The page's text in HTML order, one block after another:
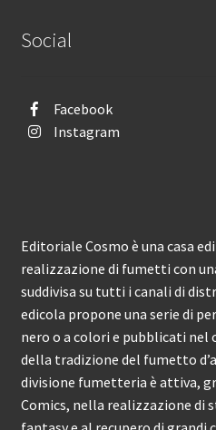
Social
Facebook
Instagram
Editoriale Cosmo è una casa
realizzazione di fumetti con
suddivisa su tutti i canali di
edicola propone una serie di
nero o a colori e pubblicati nel
della tradizione del fumetto
divisione fumetteria è attiva,
Comics, nella realizzazione di